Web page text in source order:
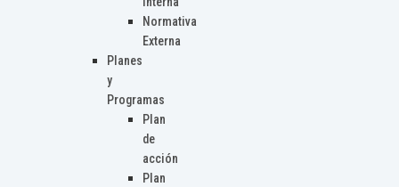
Normativa
Externa
Planes
y
Programas
Plan
de
acción
Plan